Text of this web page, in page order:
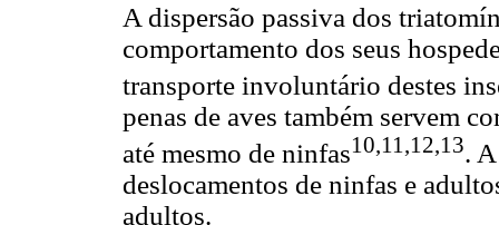
A dispersão passiva dos
comportamento dos seus
transporte involuntário destes
penas de aves também servem
até mesmo de ninfas10,11,12,13.
deslocamentos de ninfas e
adultos.